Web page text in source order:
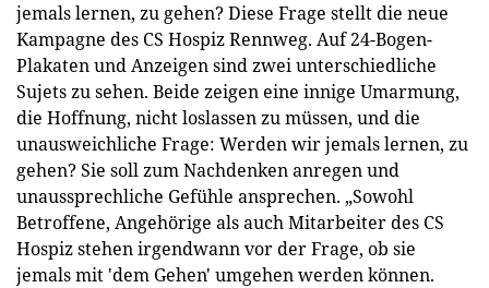
jemals lernen, zu gehen? Diese Frage stellt die neue
Kampagne des CS Hospiz Rennweg. Auf 24-Bogen-
Plakaten und Anzeigen sind zwei unterschiedliche
Sujets zu sehen. Beide zeigen eine innige Umarmung,
die Hoffnung, nicht loslassen zu müssen, und die
unausweichliche Frage: Werden wir jemals lernen, zu
gehen? Sie soll zum Nachdenken anregen und
unaussprechliche Gefühle ansprechen. „Sowohl
Betroffene, Angehörige als auch Mitarbeiter des CS
Hospiz stehen irgendwann vor der Frage, ob sie
jemals mit 'dem Gehen' umgehen werden können.